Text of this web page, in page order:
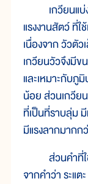
เกวียนแบ่งอ
แรงงานสัตว์ ที่
เนื่องจาก วัวตั
เกวียนวัวจึงมีข
และเหมาะกับภู
น้อย ส่วนเกวีย
ที่เป็นที่ราบลุ่ม
มีแรงลากมากก
ส่วนคำที่ใช้เ
จากคำว่า ระแต